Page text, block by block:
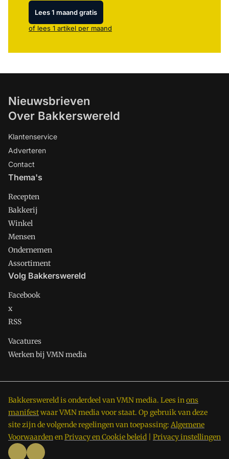
Lees 1 maand gratis
of lees 1 artikel per maand
Nieuwsbrieven
Over Bakkerswereld
Klantenservice
Adverteren
Contact
Thema's
Recepten
Bakkerij
Winkel
Mensen
Ondernemen
Assortiment
Volg Bakkerswereld
Facebook
x
RSS
Vacatures
Werken bij VMN media
Bakkerswereld is onderdeel van VMN media. Lees inons
manifestwaar VMN media voor staat. Op gebruik van deze
site zijn de volgende regelingen van toepassing: Algemene
VoorwaardenenPrivacy en Cookie beleid Privacy instellingen